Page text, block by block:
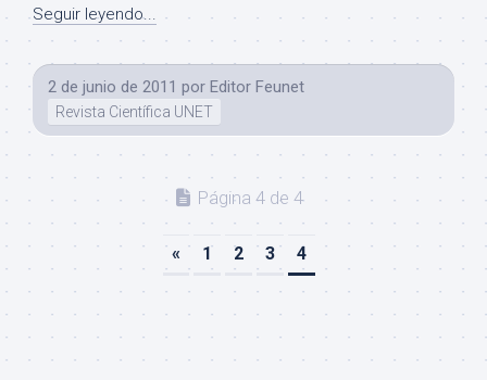
Seguir leyendo...
2 de junio de 2011 por Editor Feunet
Revista Científica UNET
Página 4 de 4
« 1 2 3 4